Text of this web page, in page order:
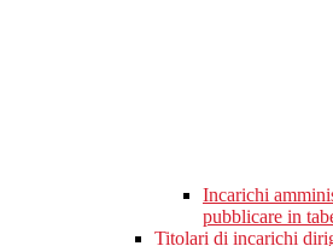
Incarichi
pubblicare in
Titolari di incarichi